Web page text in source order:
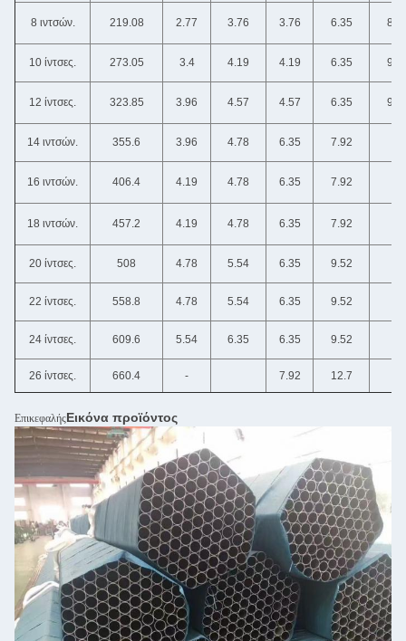
8 ιντσών. 219.08 2.77 3.76 3.76 6.35
10 ίντσες. 273.05 3.4 4.19 4.19 6.35
12 ίντσες. 323.85 3.96 4.57 4.57 6.35
14 ιντσών. 355.6 3.96 4.78 6.35 7.92
16 ιντσών. 406.4 4.19 4.78 6.35 7.92
18 ιντσών. 457.2 4.19 4.78 6.35 7.92
20 ίντσες. 508 4.78 5.54 6.35 9.52
22 ίντσες. 558.8 4.78 5.54 6.35 9.52
24 ίντσες. 609.6 5.54 6.35 6.35 9.52
26 ίντσες. 660.4 - 7.92 12.7
ΕπικεφαλήςΕικόνα προϊόντος